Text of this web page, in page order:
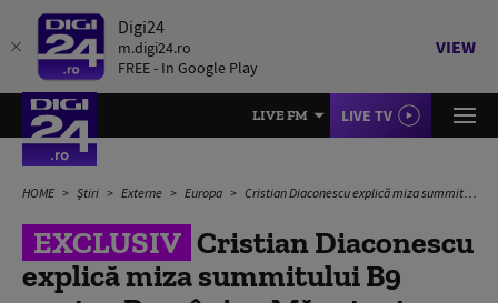
Digi24
m.digi24.ro
FREE - In Google Play
VIEW
LIVE FM LIVE TV
HOME Știri Externe Europa Cristian Diaconescu explică miza summitului B9 pentru România. „Mă aștept ca președinții Dan și Nawrocki să facă o declarație comună”
EXCLUSIV Cristian Diaconescu
explică miza summitului B9